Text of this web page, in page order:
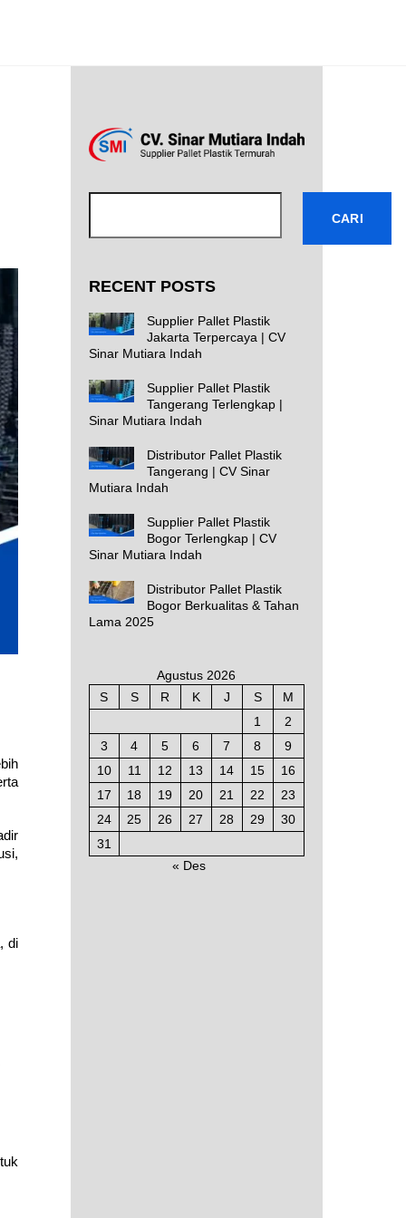
di
CARI
RECENT POSTS
Supplier Pallet Plastik
Jakarta Terpercaya | CV
Sinar Mutiara Indah
Supplier Pallet Plastik
Tangerang Terlengkap |
Sinar Mutiara Indah
Distributor Pallet Plastik
Tangerang | CV Sinar
Mutiara Indah
Supplier Pallet Plastik
Bogor Terlengkap | CV
Sinar Mutiara Indah
Distributor Pallet Plastik
Bogor Berkualitas & Tahan
Lama 2025
Agustus 2026
S
S R K J S
M
1
2
3
4 5 6 7 8
9
10
11 12 13 14 15
16
17
18 19 20 21 22
23
24
25 26 27 28 29
30
31
« Des